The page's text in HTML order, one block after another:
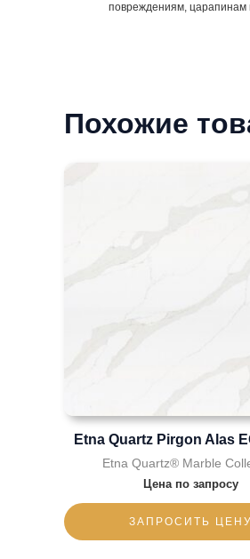
повреждениям, царапинам
Похожие
Etna Quartz Pirgon Alas
Etna Quartz® Marble
Цена по запросу
ЗАПРОСИТЬ ЦЕНУ